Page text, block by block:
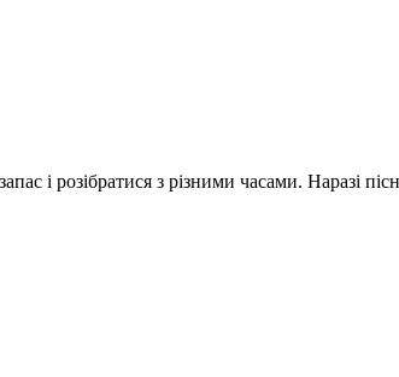
і розібратися з різними часами. Наразі